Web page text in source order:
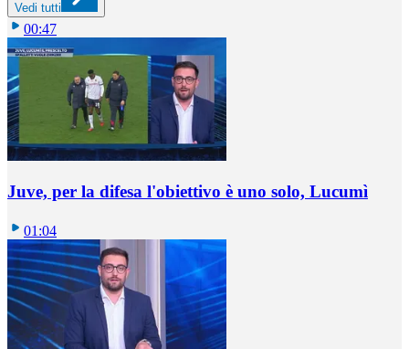
Vedi tutti
00:47
Juve, per la difesa l'obiettivo è uno solo, Lucumì
01:04